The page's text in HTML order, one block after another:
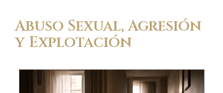
Abuso Sexual, Agresión
y Explotación